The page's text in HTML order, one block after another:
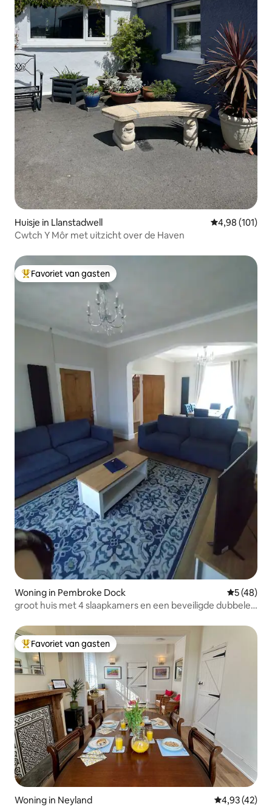
Huisje in Llanstadwell Gemiddelde
4,98 (101)
Cwtch Y Môr met uitzicht over de Haven
Topfavoriet van gasten
Favoriet van gasten
Woning in Pembroke Dock
5 (48)
groot huis met 4 slaapkamers en een beveiligde dubbele
Topfavoriet van gasten
Favoriet van gasten
Woning in Neyland Gemiddelde
4,93 (42)